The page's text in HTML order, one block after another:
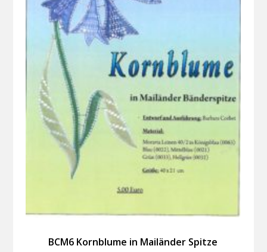
BCM6 Kornblume in Mailänder Spitze